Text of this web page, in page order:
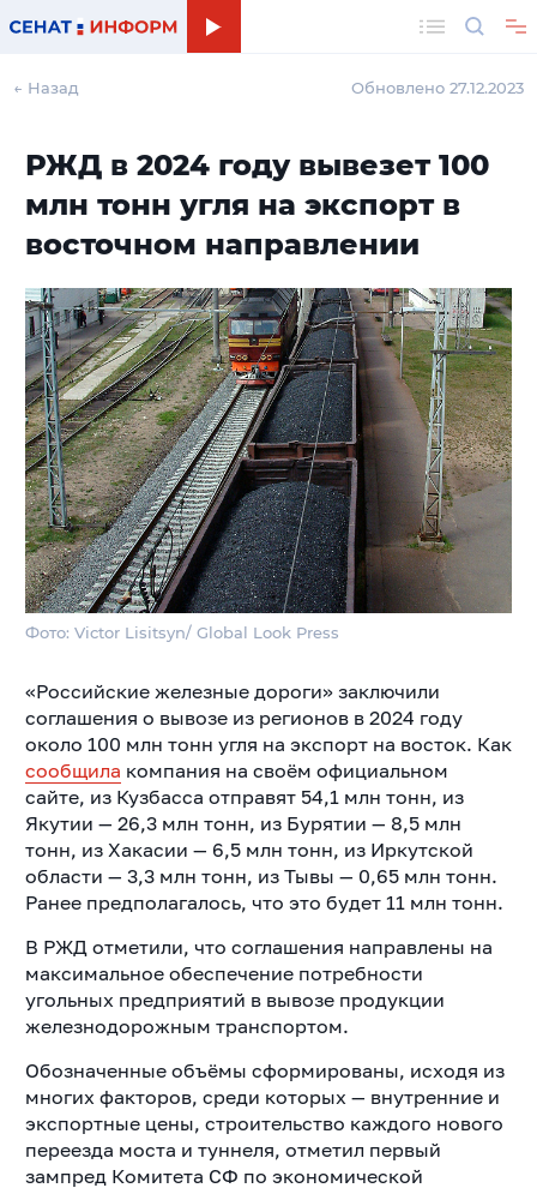
← Назад Обновлено 27.12.2023
РЖД в 2024 году вывезет 100
млн тонн угля на экспорт в
восточном направлении
Фото: Victor Lisitsyn/ Global Look Press
«Российские железные дороги» заключили
соглашения о вывозе из регионов в 2024 году
около 100 млн тонн угля на экспорт на восток. Как
сообщила компания на своём официальном
сайте, из Кузбасса отправят 54,1 млн тонн, из
Якутии — 26,3 млн тонн, из Бурятии — 8,5 млн
тонн, из Хакасии — 6,5 млн тонн, из Иркутской
области — 3,3 млн тонн, из Тывы — 0,65 млн тонн.
Ранее предполагалось, что это будет 11 млн тонн.
В РЖД отметили, что соглашения направлены на
максимальное обеспечение потребности
угольных предприятий в вывозе продукции
железнодорожным транспортом.
Обозначенные объёмы сформированы, исходя из
многих факторов, среди которых — внутренние и
экспортные цены, строительство каждого нового
переезда моста и туннеля, отметил первый
зампред Комитета СФ по экономической